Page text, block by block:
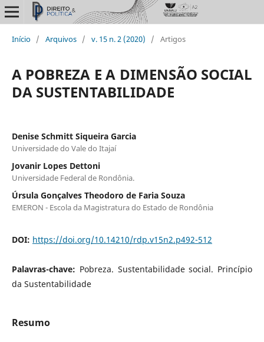
Início / Arquivos / v. 15 n. 2 (2020) / Artigos
A POBREZA E A DIMENSÃO SOCIAL
DA SUSTENTABILIDADE
Denise Schmitt Siqueira Garcia
Universidade do Vale do Itajaí
Jovanir Lopes Dettoni
Universidade Federal de Rondônia.
Úrsula Gonçalves Theodoro de Faria Souza
EMERON - Escola da Magistratura do Estado de Rondônia
DOI: https://doi.org/10.14210/rdp.v15n2.p492-512
Palavras-chave: Pobreza. Sustentabilidade social. Princípio
da Sustentabilidade
Resumo